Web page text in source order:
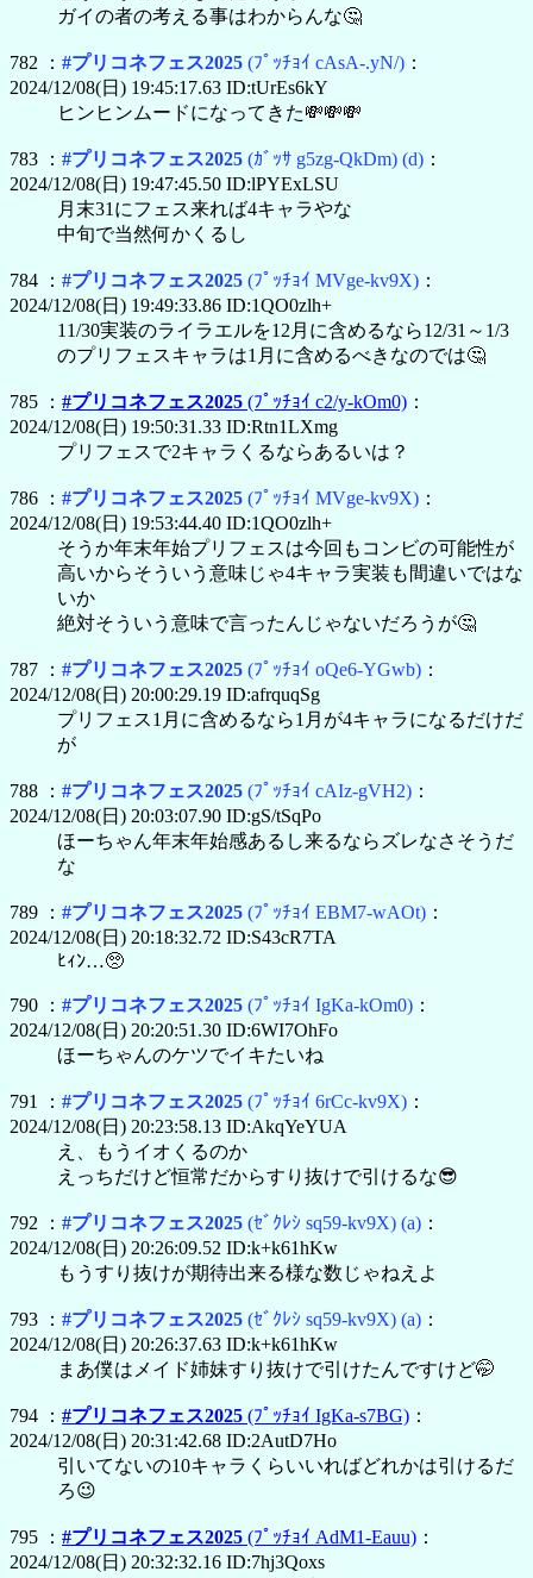
ガイの者の考える事はわからんな🤔
782 ： #プリコネフェス2025 (ﾌﾟｯﾁｮｲ cAsA-.yN/) ：
2024/12/08(日) 19:45:17.63 ID:tUrEs6kY
ヒンヒンムードになってきた💸💸💸
783 ： #プリコネフェス2025 (ｶﾞｯｻ g5zg-QkDm) (d) ：
2024/12/08(日) 19:47:45.50 ID:lPYExLSU
月末31にフェス来れば4キャラやな
中旬で当然何かくるし
784 ： #プリコネフェス2025 (ﾌﾟｯﾁｮｲ MVge-kv9X) ：
2024/12/08(日) 19:49:33.86 ID:1QO0zlh+
11/30実装のライラエルを12月に含めるなら12/31～1/3
のプリフェスキャラは1月に含めるべきなのでは🤔
785 ： #プリコネフェス2025 (ﾌﾟｯﾁｮｲ c2/y-kOm0) ：
2024/12/08(日) 19:50:31.33 ID:Rtn1LXmg
プリフェスで2キャラくるならあるいは？
786 ： #プリコネフェス2025 (ﾌﾟｯﾁｮｲ MVge-kv9X) ：
2024/12/08(日) 19:53:44.40 ID:1QO0zlh+
そうか年末年始プリフェスは今回もコンビの可能性が
高いからそういう意味じゃ4キャラ実装も間違いではな
いか
絶対そういう意味で言ったんじゃないだろうが🤔
787 ： #プリコネフェス2025 (ﾌﾟｯﾁｮｲ oQe6-YGwb) ：
2024/12/08(日) 20:00:29.19 ID:afrquqSg
プリフェス1月に含めるなら1月が4キャラになるだけだ
が
788 ： #プリコネフェス2025 (ﾌﾟｯﾁｮｲ cAIz-gVH2) ：
2024/12/08(日) 20:03:07.90 ID:gS/tSqPo
ほーちゃん年末年始感あるし来るならズレなさそうだ
な
789 ： #プリコネフェス2025 (ﾌﾟｯﾁｮｲ EBM7-wAOt) ：
2024/12/08(日) 20:18:32.72 ID:S43cR7TA
ﾋｨﾝ…🥺
790 ： #プリコネフェス2025 (ﾌﾟｯﾁｮｲ IgKa-kOm0) ：
2024/12/08(日) 20:20:51.30 ID:6WI7OhFo
ほーちゃんのケツでイキたいね
791 ： #プリコネフェス2025 (ﾌﾟｯﾁｮｲ 6rCc-kv9X) ：
2024/12/08(日) 20:23:58.13 ID:AkqYeYUA
え、もうイオくるのか
えっちだけど恒常だからすり抜けで引けるな😎
792 ： #プリコネフェス2025 (ｾﾞｸﾚｼ sq59-kv9X) (a) ：
2024/12/08(日) 20:26:09.52 ID:k+k61hKw
もうすり抜けが期待出来る様な数じゃねえよ
793 ： #プリコネフェス2025 (ｾﾞｸﾚｼ sq59-kv9X) (a) ：
2024/12/08(日) 20:26:37.63 ID:k+k61hKw
まあ僕はメイド姉妹すり抜けで引けたんですけど🤭
794 ： #プリコネフェス2025 (ﾌﾟｯﾁｮｲ IgKa-s7BG) ：
2024/12/08(日) 20:31:42.68 ID:2AutD7Ho
引いてないの10キャラくらいいればどれかは引けるだ
ろ😉
795 ： #プリコネフェス2025 (ﾌﾟｯﾁｮｲ AdM1-Eauu) ：
2024/12/08(日) 20:32:32.16 ID:7hj3Qoxs